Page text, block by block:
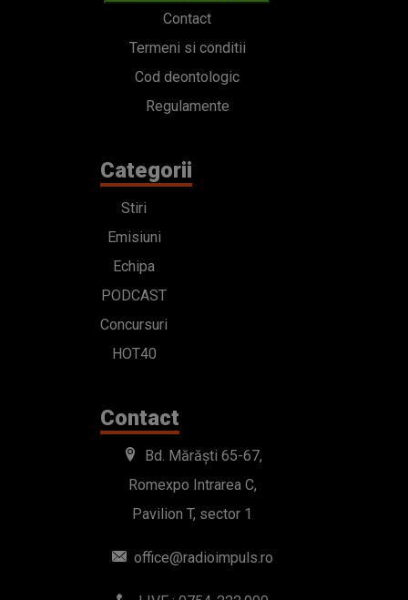
Contact
Termeni si conditii
Cod deontologic
Regulamente
Categorii
Stiri
Emisiuni
Echipa
PODCAST
Concursuri
HOT40
Contact
Bd. Mărăști 65-67,
Romexpo Intrarea C,
Pavilion T, sector 1
office@radioimpuls.ro